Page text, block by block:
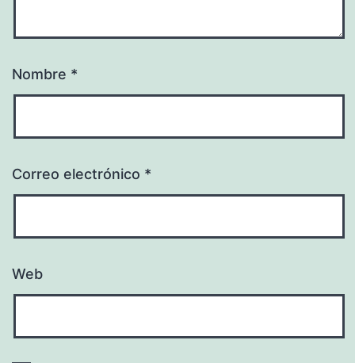
Nombre *
Correo electrónico *
Web